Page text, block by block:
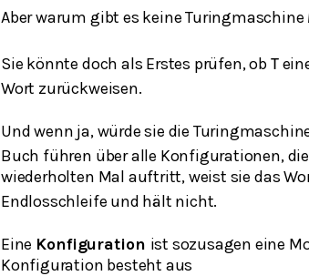
Aber warum gibt es keineTuringmaschine
Sie könnte doch als Erstes prüfen, ob T
Wort zurückweisen.
Und wenn ja, würde sie die
Buch führen über alle Konfigurationen,
wiederholten Mal auftritt, weist sie das
Endlosschleife und hält nicht.
Eine Konfiguration ist sozusagen eine
Konfiguration besteht aus